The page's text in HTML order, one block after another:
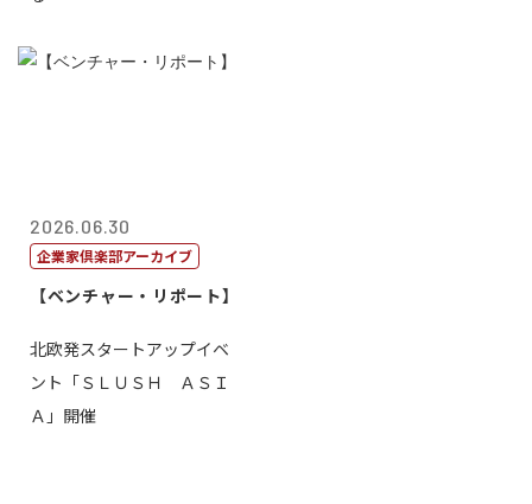
2026.06.30
企業家倶楽部アーカイブ
【ベンチャー・リポート】
北欧発スタートアップイベ
ント「ＳＬＵＳＨ ＡＳＩ
Ａ」開催